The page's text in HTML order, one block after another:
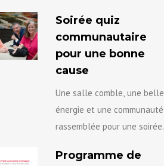
solide carrière universitaire
pour se positionner vers le
prochain niveau...
Soirée quiz
communautaire
pour une bonne
cause
Une salle comble, une belle
énergie et une communauté
rassemblée pour une soirée
de lutte contre la violence
Programme de